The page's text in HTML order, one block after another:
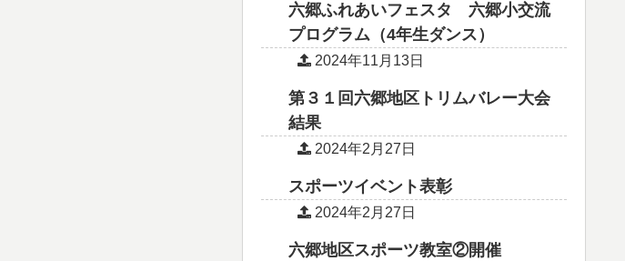
六郷ふれあいフェスタ 六郷小交流
プログラム（4年生ダンス）
2024年11月13日
第３１回六郷地区トリムバレー大会
結果
2024年2月27日
スポーツイベント表彰
2024年2月27日
六郷地区スポーツ教室②開催